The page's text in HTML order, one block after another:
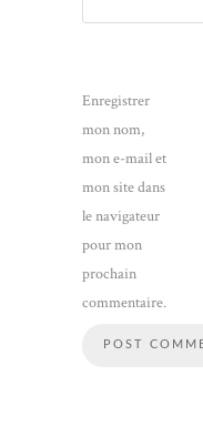
Enregistrer
mon nom,
mon e-mail et
mon site dans
le navigateur
pour mon
prochain
commentaire.